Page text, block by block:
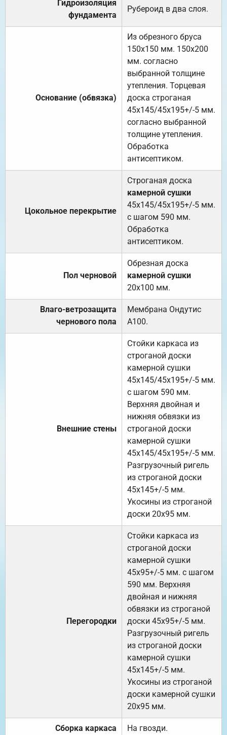
Гидроизоляция
фундамента
Рубероид в два слоя.
Основание (обвязка)
Из обрезного бруса
150х150 мм. 150х200
мм. согласно
выбранной толщине
утепления. Торцевая
доска строганая
45х145/45х195+/-5 мм.
согласно выбранной
толщине утепления.
Обработка
антисептиком.
Цокольное перекрытие
Строганая доска
камерной сушки
45х145/45х195+/-5 мм.
с шагом 590 мм.
Обработка
антисептиком.
Пол черновой
Обрезная доска
камерной сушки
20х100 мм.
Влаго-ветрозащита
чернового пола
Мембрана Ондутис
А100.
Внешние стены
Стойки каркаса из
строганой доски
камерной сушки
45х145/45х195+/-5 мм.
с шагом 590 мм.
Верхняя двойная и
нижняя обвязки из
строганой доски
камерной сушки
45х145/45х195+/-5 мм.
Разгрузочный ригель
из строганой доски
45х145+/-5 мм.
Укосины из строганой
доски 20х95 мм.
Перегородки
Стойки каркаса из
строганой доски
камерной сушки
45х95+/-5 мм. с шагом
590 мм. Верхняя
двойная и нижняя
обвязки из строганой
доски 45х95+/-5 мм.
Разгрузочный ригель
из строганой доски
камерной сушки
45х145+/-5 мм.
Укосины из строганой
доски камерной сушки
20х95 мм.
Сборка каркаса На гвозди.